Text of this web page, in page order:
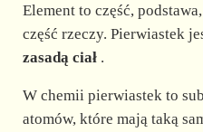
Element to część,
część rzeczy. Pierwiastek
zasadą ciał.
W chemii pierwiastek to
atomów, które mają taką